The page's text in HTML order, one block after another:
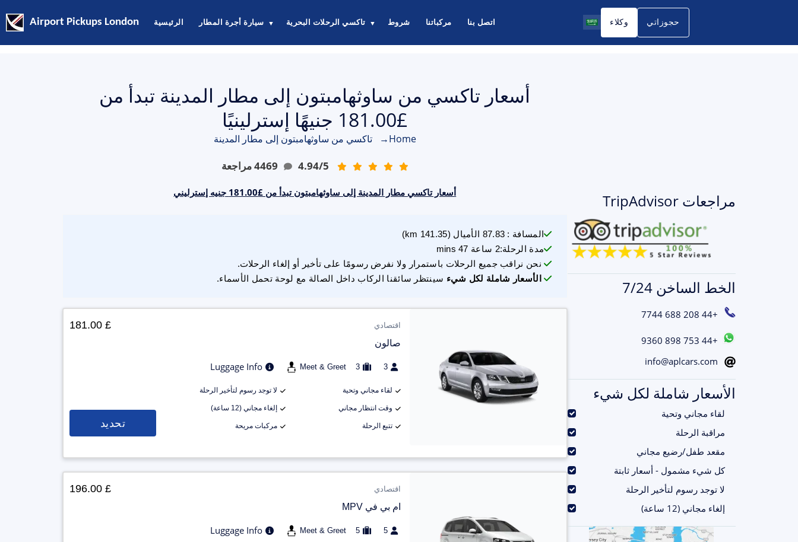
Airport Pickups London الرئيسية سيارة أجرة المطار ▼ تاكسي الرحلات البحرية ▼ شروط مركباتنا اتصل بنا وكلاء حجوزاتي
مراجعات TripAdvisor
الخط الساخن 7/24
+44 208 688 7744
+44 753 898 9360
info@aplcars.com
الأسعار شاملة لكل شيء
لقاء مجاني وتحية
مراقبة الرحلة
مقعد طفل/رضيع مجاني
كل شيء مشمول - أسعار ثابتة
لا توجد رسوم لتأخير الرحلة
إلغاء مجاني (12 ساعة)
أسعار تاكسي من ساوثهامبتون إلى مطار المدينة تبدأ من
£181.00 جنيهًا إسترلينيًا
Home
→ تاكسي من ساوثهامبتون إلى مطار المدينة
4.94/5
4469مراجعة
أسعار تاكسي مطار المدينة إلى ساوثهامبتون تبدأ من £181.00 جنيه إسترليني
المسافة :
87.83 الأميال (
141.35
مدة الرحلة:2 ساعة 47 mins
نحن نراقب جميع الرحلات باستمرار ولا نفرض رسومًا على تأخير أو إلغاء الرحلات.
الأسعار شاملة لكل شيء سينتظر سائقنا الركاب داخل الصالة مع لوحة تحمل الأسماء.
اقتصادي
صالون
3
3
Meet & Greet
Luggage Info
لقاء مجاني وتحية لا توجد رسوم لتأخير الرحلة
وقت انتظار مجاني إلغاء مجاني (12 ساعة)
تتبع الرحلة مركبات مريحة
£ 181.00
تحديد
اقتصادي
ام بي في MPV
5
5
Meet & Greet
Luggage Info
£ 196.00